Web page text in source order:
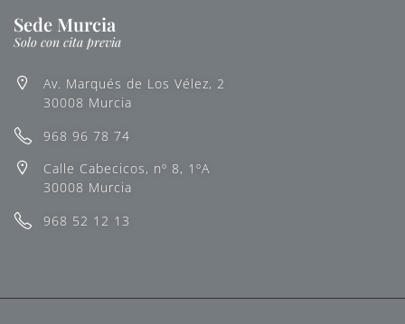
Sede Murcia
Solo con cita previa
Av. Marqués de Los Vélez, 2
30008 Murcia
968 96 78 74
Calle Cabecicos, nº 8, 1ºA
30008 Murcia
968 52 12 13